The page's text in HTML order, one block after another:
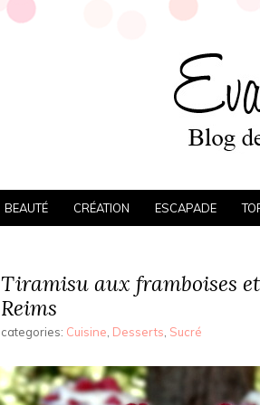
BEAUTÉ CRÉATION ESCAPADE
Tiramisu aux framboises
Reims
categories: Cuisine Desserts Sucré